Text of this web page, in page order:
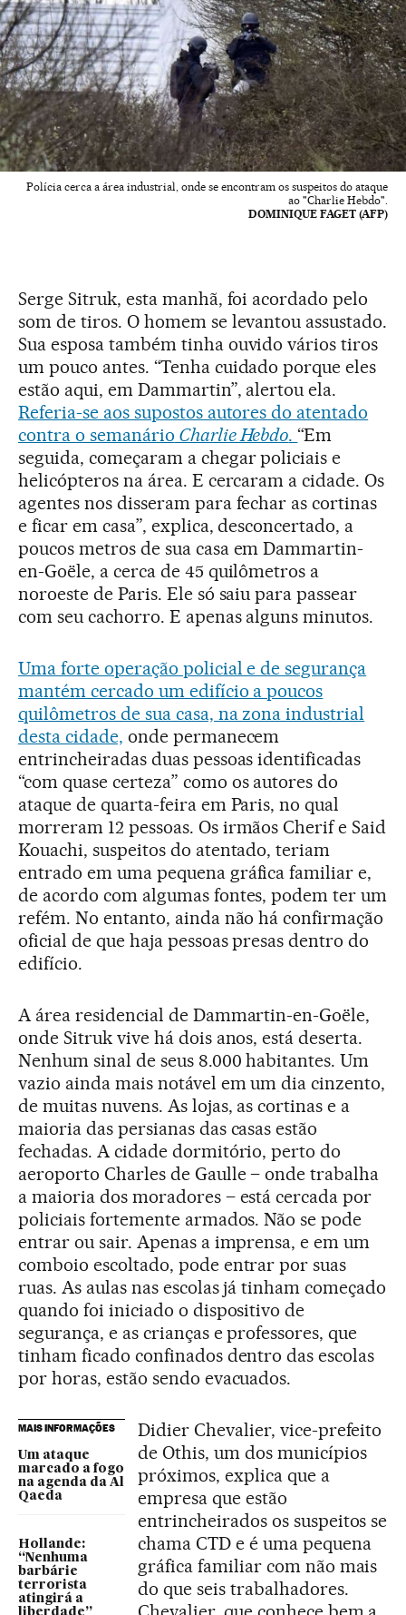
Polícia cerca a área industrial, onde se encontram os suspeitos do ataque
ao "Charlie Hebdo".
DOMINIQUE FAGET (AFP)
Serge Sitruk, esta manhã, foi acordado pelo
som de tiros. O homem se levantou assustado.
Sua esposa também tinha ouvido vários tiros
um pouco antes. “Tenha cuidado porque eles
estão aqui, em Dammartin”, alertou ela.
Referia-se aos supostos autores do atentado
contra o semanário Charlie Hebdo.“Em
seguida, começaram a chegar policiais e
helicópteros na área. E cercaram a cidade. Os
agentes nos disseram para fechar as cortinas
e ficar em casa”, explica, desconcertado, a
poucos metros de sua casa em Dammartin-
en-Goële, a cerca de 45 quilômetros a
noroeste de Paris. Ele só saiu para passear
com seu cachorro. E apenas alguns minutos.
Uma forte operação policial e de segurança
mantém cercado um edifício a poucos
quilômetros de sua casa, na zona industrial
desta cidade, onde permanecem
entrincheiradas duas pessoas identificadas
“com quase certeza” como os autores do
ataque de quarta-feira em Paris, no qual
morreram 12 pessoas. Os irmãos Cherif e Said
Kouachi, suspeitos do atentado, teriam
entrado em uma pequena gráfica familiar e,
de acordo com algumas fontes, podem ter um
refém. No entanto, ainda não há confirmação
oficial de que haja pessoas presas dentro do
edifício.
A área residencial de Dammartin-en-Goële,
onde Sitruk vive há dois anos, está deserta.
Nenhum sinal de seus 8.000 habitantes. Um
vazio ainda mais notável em um dia cinzento,
de muitas nuvens. As lojas, as cortinas e a
maioria das persianas das casas estão
fechadas. A cidade dormitório, perto do
aeroporto Charles de Gaulle – onde trabalha
a maioria dos moradores – está cercada por
policiais fortemente armados. Não se pode
entrar ou sair. Apenas a imprensa, e em um
comboio escoltado, pode entrar por suas
ruas. As aulas nas escolas já tinham começado
quando foi iniciado o dispositivo de
segurança, e as crianças e professores, que
tinham ficado confinados dentro das escolas
por horas, estão sendo evacuados.
MAIS INFORMAÇÕES
Um ataque
marcado a fogo
na agenda da Al
Qaeda
Hollande:
“Nenhuma
barbárie
terrorista
atingirá a
liberdade”
Didier Chevalier, vice-prefeito
de Othis, um dos municípios
próximos, explica que a
empresa que estão
entrincheirados os suspeitos se
chama CTD e é uma pequena
gráfica familiar com não mais
do que seis trabalhadores.